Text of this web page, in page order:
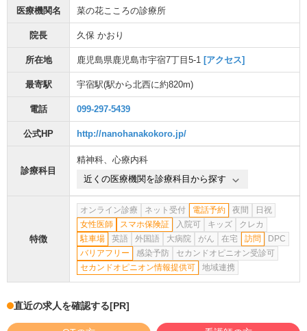
医療機関名 菜の花こころの診療所
院長 久保 かおり
所在地 鹿児島県鹿児島市宇宿7丁目5-1 [アクセス]
最寄駅 宇宿駅(駅から北西に約820m)
電話 099-297-5439
公式HP http://nanohanakokoro.jp/
診療科目
精神科、 心療内科
近くの医療機関を診療科目から探す
特徴
オンライン診療 ネット受付 電話予約 夜間
日祝
女性医師
スマホ保険証 入院可 キッズ
クレカ
駐車場
英語 外国語 大病院 がん 在宅 訪問
DPC
バリアフリー
感染予防
セカンドオピニオン受診可
セカンドオピニオン情報提供可
地域連携
直近の求人を確認する[PR]